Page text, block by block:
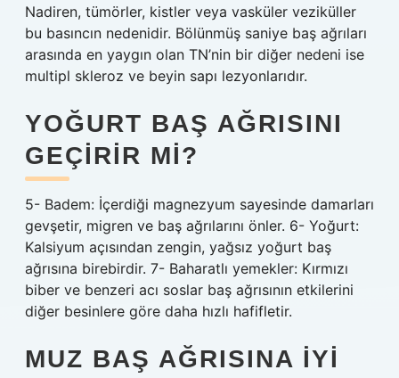
Nadiren, tümörler, kistler veya vasküler veziküller
bu basıncın nedenidir. Bölünmüş saniye baş ağrıları
arasında en yaygın olan TN’nin bir diğer nedeni ise
multipl skleroz ve beyin sapı lezyonlarıdır.
YOĞURT BAŞ AĞRISINI
GEÇIRIR MI?
5- Badem: İçerdiği magnezyum sayesinde damarları
gevşetir, migren ve baş ağrılarını önler. 6- Yoğurt:
Kalsiyum açısından zengin, yağsız yoğurt baş
ağrısına birebirdir. 7- Baharatlı yemekler: Kırmızı
biber ve benzeri acı soslar baş ağrısının etkilerini
diğer besinlere göre daha hızlı hafifletir.
MUZ BAŞ AĞRISINA IYI